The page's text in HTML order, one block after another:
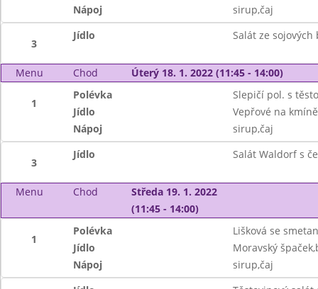
Nápoj
sirup,čaj
3
Jídlo Salát ze
Menu Chod Úterý 18. 1. 2022 (11:45 - 14:00)
1
Polévka
Slepičí pol. s
Jídlo
Vepřové na
Nápoj
sirup,čaj
3
Jídlo Salát Waldorf s
Menu Chod
Středa 19. 1. 2022
(11:45 - 14:00)
1
Polévka
Lišková se
Jídlo
Moravský
Nápoj
sirup,čaj